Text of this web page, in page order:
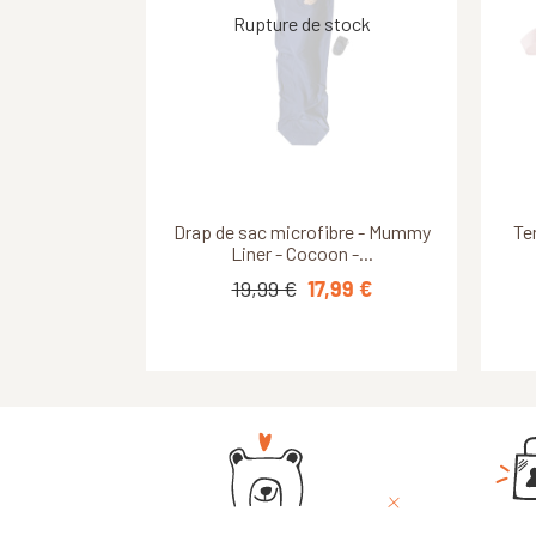
Oreiller compressible -
Thermarest - Desert
29,95 € 23,96 €
Drap de sac microfibre - Mummy
Liner - Cocoon -...
19,99 € 17,99 €